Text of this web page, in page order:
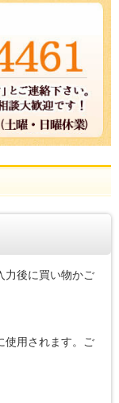
力後に買い物かご
使用されます。ご